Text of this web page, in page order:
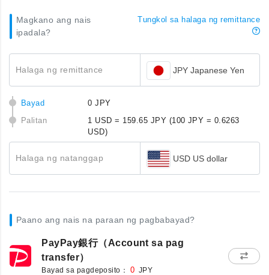
Magkano ang nais
ipadala?
Tungkol sa halaga ng remittance
Halaga ng remittance JPY Japanese Yen
Bayad
0 JPY
Palitan
1 USD = 159.65 JPY (100 JPY = 0.6263
USD)
Halaga ng natanggap USD US dollar
Paano ang nais na paraan ng pagbabayad?
PayPay銀行（Account sa pag
transfer）
Bayad sa pagdeposito： 0 JPY